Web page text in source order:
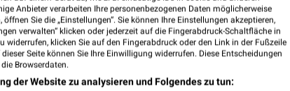
Anbieter verarbeiten Ihre personenbezogenen Daten möglicherweise
Sie die „Einstellungen“. Sie können Ihre Einstellungen akzeptieren,
verwalten“ klicken oder jederzeit auf die Fingerabdruck-Schaltfläche in
klicken Sie auf den Fingerabdruck oder den Link in der Fußzeile
Seite können Sie Ihre Einwilligung widerrufen. Diese Entscheidungen
Browserdaten.
der Website zu analysieren und Folgendes zu tun: